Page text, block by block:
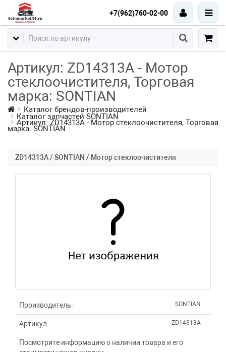
+7(962)760-02-00
Артикул: ZD14313A - Мотор
стеклоочистителя, Торговая
марка: SONTIAN
Каталог брендов-производителей
Каталог запчастей SONTIAN
Артикул: ZD14313A - Мотор стеклоочистителя, Торговая
марка: SONTIAN
ZD14313A / SONTIAN / Мотор стеклоочистителя
Производитель: SONTIAN
Артикул: ZD14313A
Посмотрите информацию о наличии товара и его